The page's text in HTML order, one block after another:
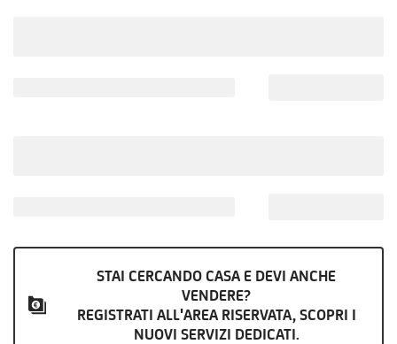
STAI CERCANDO CASA E DEVI ANCHE
VENDERE?
REGISTRATI ALL'AREA RISERVATA, SCOPRI I
NUOVI SERVIZI DEDICATI.